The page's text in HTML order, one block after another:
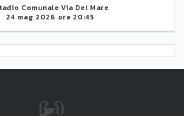
Comunale Via Del Mare
24 mag 2026 ore 20:45